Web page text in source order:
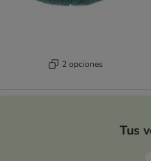
2 opciones
Tus